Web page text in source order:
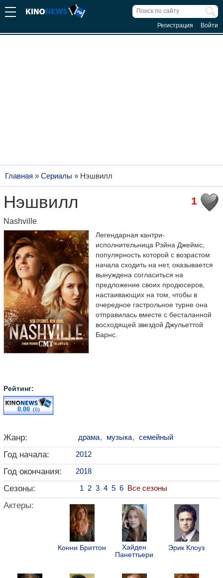
Регистрация Войти
Главная » Сериалы » Нэшвилл
1
Нэшвилл
Nashville
Рейтинг:
0.00(0)
Легендарная кантри-
исполнительница Рэйна Джеймс,
популярность которой с возрастом
начала сходить на нет, оказывается
вынуждена согласиться на
предложение своих продюсеров,
настаивающих на том, чтобы в
очередное гастрольное турне она
отправилась вместе с бесталанной
восходящей звездой Джульеттой
Барнс.
Жанр: драма, музыка, семейный
Год начала: 2012
Год окончания: 2018
Сезоны: 1 2 3 4 5 6 Все сезоны
Актеры:
Конни Бриттон
Хайден
Панеттьери
Эрик Клоуз